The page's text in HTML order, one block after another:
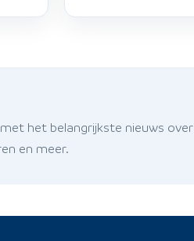
het belangrijkste nieuws over
en meer.